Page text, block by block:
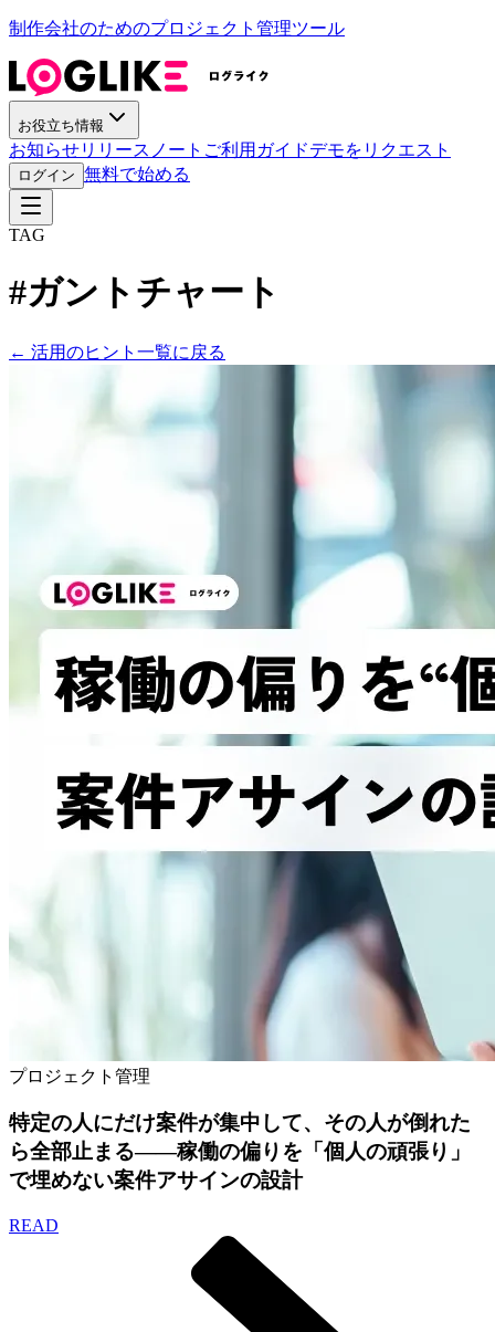
制作会社のためのプロジェクト管理ツール
お役立ち情報
お知らせリリースノート ご利用ガイドデモをリクエスト
ログイン 無料で始める
TAG
#ガントチャート
← 活用のヒント一覧に戻る
プロジェクト管理
特定の人にだけ案件が集中して、その人が倒れた
ら全部止まる——稼働の偏りを「個人の頑張り」
で埋めない案件アサインの設計
READ